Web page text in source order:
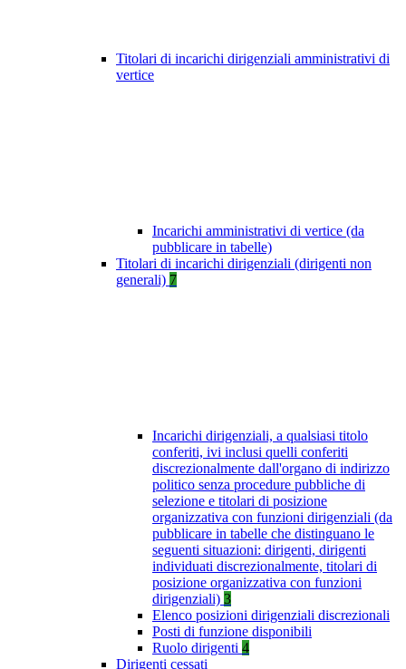
Titolari di incarichi dirigenziali amministrativi di
vertice
Incarichi amministrativi di vertice (da
pubblicare in tabelle)
Titolari di incarichi dirigenziali (dirigenti non
generali) 7
Incarichi dirigenziali, a qualsiasi titolo
conferiti, ivi inclusi quelli conferiti
discrezionalmente dall'organo di indirizzo
politico senza procedure pubbliche di
selezione e titolari di posizione
organizzativa con funzioni dirigenziali (da
pubblicare in tabelle che distinguano le
seguenti situazioni: dirigenti, dirigenti
individuati discrezionalmente, titolari di
posizione organizzativa con funzioni
dirigenziali) 3
Elenco posizioni dirigenziali discrezionali
Posti di funzione disponibili
Ruolo dirigenti 4
Dirigenti cessati